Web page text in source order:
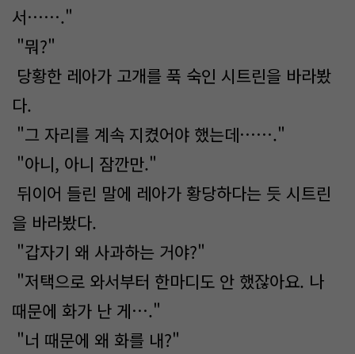
서……."
"뭐?"
당황한 레아가 고개를 푹 숙인 시트린을 바라봤
다.
"그 자리를 계속 지켰어야 했는데……."
"아니, 아니 잠깐만."
뒤이어 들린 말에 레아가 황당하다는 듯 시트린
을 바라봤다.
"갑자기 왜 사과하는 거야?"
"저택으로 와서부터 한마디도 안 했잖아요. 나
때문에 화가 난 게…."
"너 때문에 왜 화를 내?"